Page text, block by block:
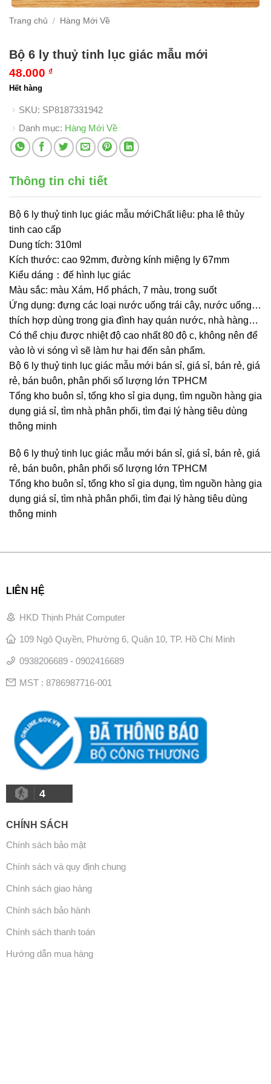
Trang chủ / Hàng Mới Về
Bộ 6 ly thuỷ tinh lục giác mẫu mới
48.000 ₫
Hết hàng
SKU: SP8187331942
Danh mục: Hàng Mới Về
Thông tin chi tiết
Bộ 6 ly thuỷ tinh lục giác mẫu mớiChất liệu: pha lê thủy
tinh cao cấp
Dung tích: 310ml
Kích thước: cao 92mm, đường kính miệng ly 67mm
Kiểu dáng：đế hình lục giác
Màu sắc: màu Xám, Hổ phách, 7 màu, trong suốt
Ứng dụng: đựng các loại nước uống trái cây, nước uống…
thích hợp dùng trong gia đình hay quán nước, nhà hàng…
Có thể chịu được nhiệt độ cao nhất 80 độ c, không nên để
vào lò vi sóng vì sẽ làm hư hại đến sản phẩm.
Bộ 6 ly thuỷ tinh lục giác mẫu mới bán sỉ, giá sỉ, bán rẻ, giá
rẻ, bán buôn, phân phối số lượng lớn TPHCM
Tổng kho buôn sỉ, tổng kho sỉ gia dụng, tìm nguồn hàng gia
dụng giá sỉ, tìm nhà phân phối, tìm đại lý hàng tiêu dùng
thông minh
Bộ 6 ly thuỷ tinh lục giác mẫu mới bán sỉ, giá sỉ, bán rẻ, giá
rẻ, bán buôn, phân phối số lượng lớn TPHCM
Tổng kho buôn sỉ, tổng kho sỉ gia dụng, tìm nguồn hàng gia
dụng giá sỉ, tìm nhà phân phối, tìm đại lý hàng tiêu dùng
thông minh
LIÊN HỆ
HKD Thịnh Phát Computer
109 Ngô Quyền, Phường 6, Quận 10, TP. Hồ Chí Minh
0938206689 - 0902416689
MST : 8786987716-001
4
CHÍNH SÁCH
Chính sách bảo mật
Chính sách và quy định chung
Chính sách giao hàng
Chính sách bảo hành
Chính sách thanh toán
Hướng dẫn mua hàng